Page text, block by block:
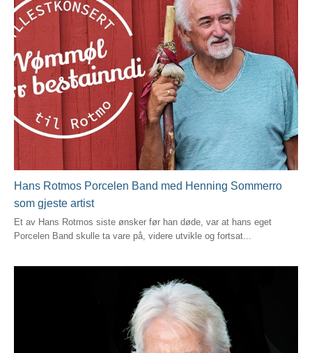
Hans Rotmos Porcelen Band med Henning Sommerro
som gjeste artist
Et av Hans Rotmos siste ønsker før han døde, var at hans eget
Porcelen Band skulle ta vare på, videre utvikle og fortsat...